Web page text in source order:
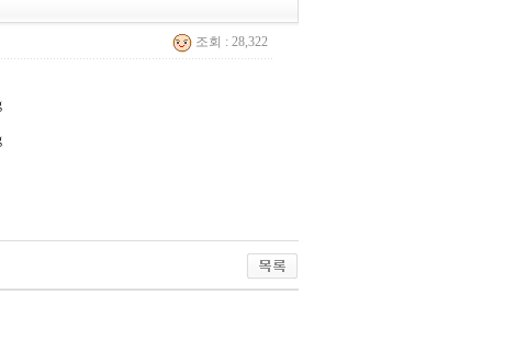
조회 : 28,322